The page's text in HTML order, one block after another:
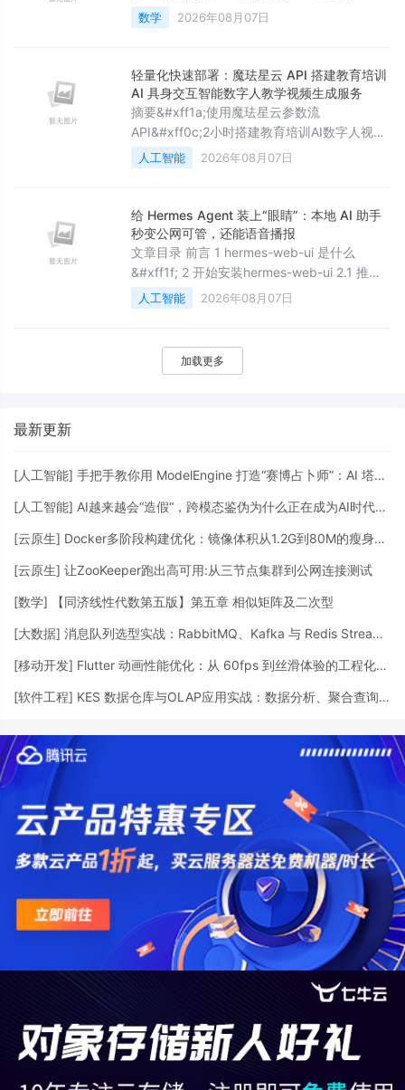
地踩坑经验
码实现 4. 代码解析 4.1 初始化检查 4.2 DP数
组初始化 4.3 状态转移 5. 复杂度分析 6. 测试
&#x1f33a;The Begin&#x1f33a;点点关注
&#xff0c;收藏不迷路&#x1f
数学 2026年08月07日
轻量化快速部署：魔珐星云 API 搭建教育培训
AI 具身交互智能数字人教学视频生成服务
摘要&#xff1a;使用魔珐星云参数流
API&#xff0c;2小时搭建教育培训AI数字人视频
生成平台。该平台支持纯文本输入&#xff0c;自
动转换SSML&#xff0c;约500ms响应
本、可规模化。作为具身交互智能的重要应用
场景&#xff0c;Digital human video generation
technology provide
人工智能 2026年08月07日
给 Hermes Agent 装上“眼睛”：本地 AI 助手
秒变公网可管，还能语音播报
文章目录 前言 1 hermes-web-ui 是什么
&#xff1f; 2 开始安装hermes-web-ui 2.1 推荐
方式&#xff1a;让 Hermes Agent 自己安装 2.2
手动方式&#xff1a;使用 npm 安装 3 简单上手
cpolar? 4.2 安装cpolar 4.3 注册及登录we
人工智能 2026年08月07日
加载更多
最新更新
[人工智能] 手把手教你用 ModelEngine 打造“赛博占卜师”：AI 塔罗智能体 (Agent) 开发实战
[人工智能] AI越来越会“造假“，跨模态鉴伪为什么正在成为AI时代的新基建？
[云原生] Docker多阶段构建优化：镜像体积从1.2G到80M的瘦身实战
[云原生] 让ZooKeeper跑出高可用:从三节点集群到公网连接测试
[数学] 【同济线性代数第五版】第五章 相似矩阵及二次型
[大数据] 消息队列选型实战：RabbitMQ、Kafka 与 Redis Streams 的工程权衡
[移动开发] Flutter 动画性能优化：从 60fps 到丝滑体验的工程化调优
[软件工程] KES 数据仓库与OLAP应用实战：数据分析、聚合查询与性能优化